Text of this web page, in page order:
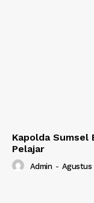
Kapolda
Pelajar
Admin - Agustus